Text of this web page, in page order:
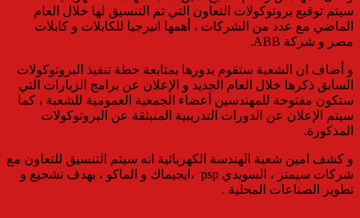
سيتم توقيع بروتوكولات التعاون التي تم التنسيق لها خلال العام
الماضي مع عدد من الشركات ، أهمها انيرجيا للكابلات و كابلات
مصر و شركة ABB.
و أضاف ان الشعبة ستقوم بدورها بمتابعة خطة تنفيذ البروتوكولات
السابق ذكرها خلال العام الجديد و الإعلان عن برامج الزيارات التي
ستكون مفتوحة للمهندسين أعضاء الجمعية العمومية للشعبة ، كما
سيتم الإعلان عن الدورات التدريبية المنبثقة عن البروتوكولات
المذكورة.
و كشف امين شعبة الهندسة الكهربائية انه سيتم التنسيق للتعاون مع
شركات سيمنز ، السويدي psp ،ايجيماك و الماكو ، بهدف تشجيع و
تطوير الصناعات المحلية .